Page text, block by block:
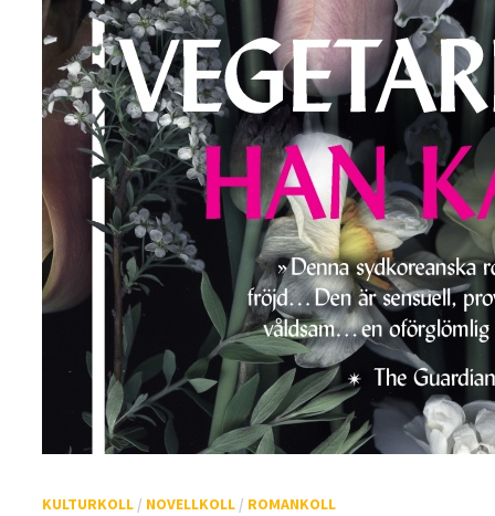
KULTURKOLL / NOVELLKOLL / ROMANKOLL